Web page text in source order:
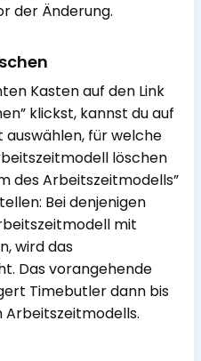
der Änderung.
Kasten auf den Link
klickst, kannst du auf
für welche
löschen
des Arbeitszeitmodells”
Bei denjenigen
mit
wird das
Das vorangehende
Timebutler dann bis
Arbeitszeitmodells.